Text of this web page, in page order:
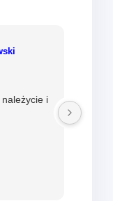
należycie i